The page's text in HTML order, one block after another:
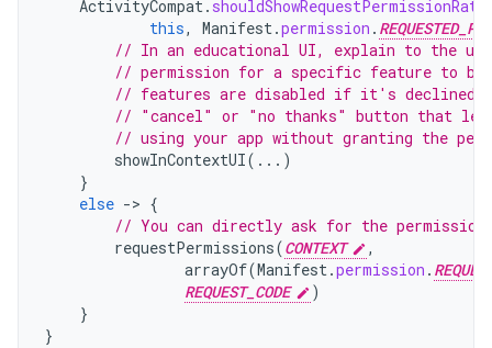
ActivityCompat.
this, Manifest.permission .
// In an educational UI, explain to the
// permission for a specific feature to
// features are disabled if it's
// "cancel" or "no thanks" button that
// using your app without granting the
showInContextUI(...)
}
else -> {
// You can directly ask for the
requestPermissions(CONTEXT
,
arrayOf(Manifest.permission .
REQUEST_CODE
)
}
}